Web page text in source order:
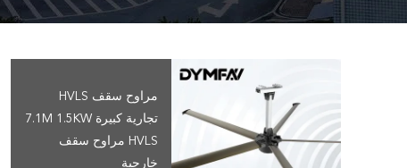
مراوح سقف HVLS
تجارية كبيرة 7.1M 1.5KW
HVLS مراوح سقف
خارجية